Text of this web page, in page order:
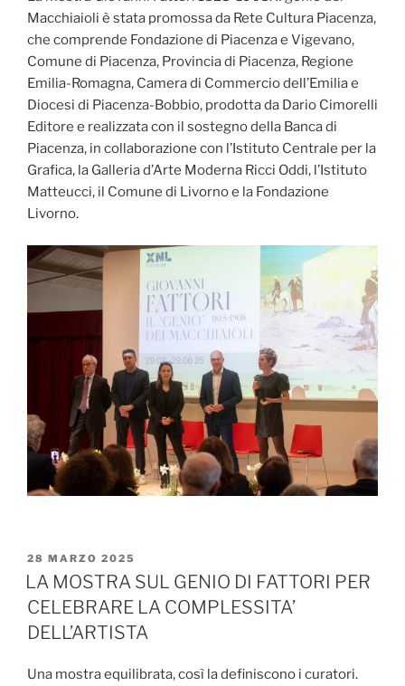
Macchiaioli è stata promossa da Rete Cultura Piacenza,
che comprende Fondazione di Piacenza e Vigevano,
Comune di Piacenza, Provincia di Piacenza, Regione
Emilia-Romagna, Camera di Commercio dell’Emilia e
Diocesi di Piacenza-Bobbio, prodotta da Dario Cimorelli
Editore e realizzata con il sostegno della Banca di
Piacenza, in collaborazione con l’Istituto Centrale per la
Grafica, la Galleria d’Arte Moderna Ricci Oddi, l’Istituto
Matteucci, il Comune di Livorno e la Fondazione
Livorno.
PUBBLICATO
IL
28 MARZO 2025
LA MOSTRA SUL GENIO DI FATTORI PER
CELEBRARE LA COMPLESSITA’
DELL’ARTISTA
Una mostra equilibrata, così la definiscono i curatori.